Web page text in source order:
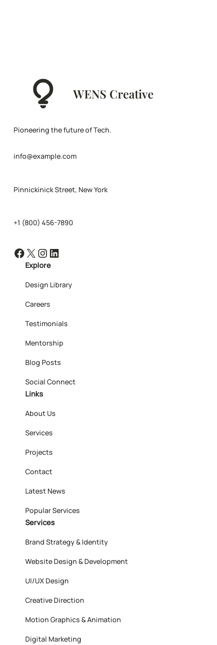
WENS Creative
Pioneering the future of Tech.
info@example.com
Pinnickinick Street, New York
+1 (800) 456-7890
Facebook X Instagram LinkedIn
Explore
Design Library
Careers
Testimonials
Mentorship
Blog Posts
Social Connect
Links
About Us
Services
Projects
Contact
Latest News
Popular Services
Services
Brand Strategy & Identity
Website Design & Development
UI/UX Design
Creative Direction
Motion Graphics & Animation
Digital Marketing